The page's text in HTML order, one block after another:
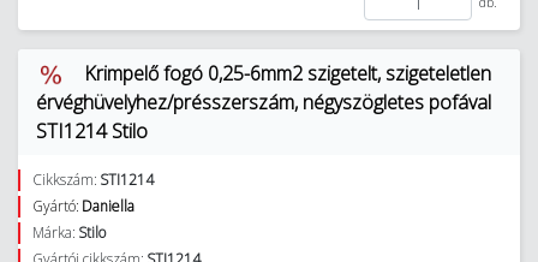
Krimpelő fogó 0,25-6mm2 szigetelt, szigeteletlen
érvéghüvelyhez/présszerszám, négyszögletes pofával
STI1214 Stilo
Cikkszám: STI1214
Gyártó: Daniella
Márka: Stilo